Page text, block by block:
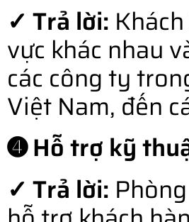
✓ Trả lời:
vực khác nhau
các công ty
Việt Nam, đến
➍ Hỗ trợ kỹ
✓ Trả lời: